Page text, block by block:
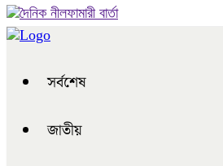
সর্বশেষ
জাতীয়